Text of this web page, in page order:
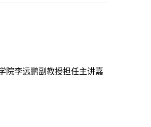
院李远鹏副教授担任主讲嘉